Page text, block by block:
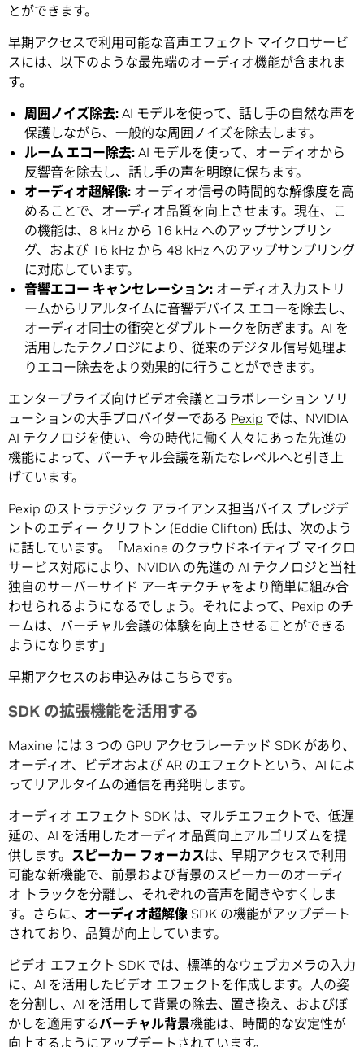
とができます。
早期アクセスで利用可能な音声エフェクト マイクロサービ
スには、以下のような最先端のオーディオ機能が含まれま
す。
周囲ノイズ除去: AI モデルを使って、話し手の自然な声を
保護しながら、一般的な周囲ノイズを除去します。
ルーム エコー除去: AI モデルを使って、オーディオから
反響音を除去し、話し手の声を明瞭に保ちます。
オーディオ超解像: オーディオ信号の時間的な解像度を高
めることで、オーディオ品質を向上させます。現在、こ
の機能は、8 kHz から 16 kHz へのアップサンプリン
グ、および 16 kHz から 48 kHz へのアップサンプリング
に対応しています。
音響エコー キャンセレーション: オーディオ入力ストリ
ームからリアルタイムに音響デバイス エコーを除去し、
オーディオ同士の衝突とダブルトークを防ぎます。AI を
活用したテクノロジにより、従来のデジタル信号処理よ
りエコー除去をより効果的に行うことができます。
エンタープライズ向けビデオ会議とコラボレーション ソリ
ューションの大手プロバイダーである Pexip では、NVIDIA
AI テクノロジを使い、今の時代に働く人々にあった先進の
機能によって、バーチャル会議を新たなレベルへと引き上
げています。
Pexip のストラテジック アライアンス担当バイス プレジデ
ントのエディー クリフトン (Eddie Clifton) 氏は、次のよう
に話しています。「Maxine のクラウドネイティブ マイクロ
サービス対応により、NVIDIA の先進の AI テクノロジと当社
独自のサーバーサイド アーキテクチャをより簡単に組み合
わせられるようになるでしょう。それによって、Pexip のチ
ームは、バーチャル会議の体験を向上させることができる
ようになります」
早期アクセスのお申込みはこちらです。
SDK の拡張機能を活用する
Maxine には 3 つの GPU アクセラレーテッド SDK があり、
オーディオ、ビデオおよび AR のエフェクトという、AI によ
ってリアルタイムの通信を再発明します。
オーディオ エフェクト SDK は、マルチエフェクトで、低遅
延の、AI を活用したオーディオ品質向上アルゴリズムを提
供します。 スピーカー フォーカス は、早期アクセスで利用
可能な新機能で、前景および背景のスピーカーのオーディ
オ トラックを分離し、それぞれの音声を聞きやすくしま
す。さらに、 オーディオ超解像 SDK の機能がアップデート
されており、品質が向上しています。
ビデオ エフェクト SDK では、標準的なウェブカメラの入力
に、AI を活用したビデオ エフェクトを作成します。人の姿
を分割し、AI を活用して背景の除去、置き換え、およびぼ
かしを適用するバーチャル背景機能は、時間的な安定性が
向上するようにアップデートされています。